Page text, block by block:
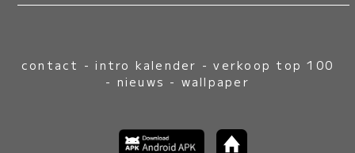
contact -intro kalender -verkoop top 100
- nieuws - wallpaper